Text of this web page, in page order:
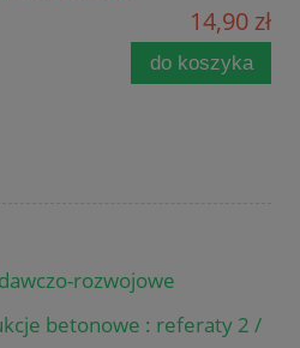
14,90 zł
do koszyka
rozwojowe
betonowe : referaty 2 /